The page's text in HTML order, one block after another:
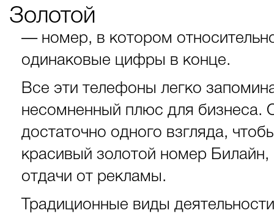
Золотой
— номер, в котором
одинаковые цифры в конце.
Все эти телефоны легко
несомненный плюс для бизнеса.
достаточно одного взгляда,
красивый золотой номер
отдачи от рекламы.
Традиционные виды